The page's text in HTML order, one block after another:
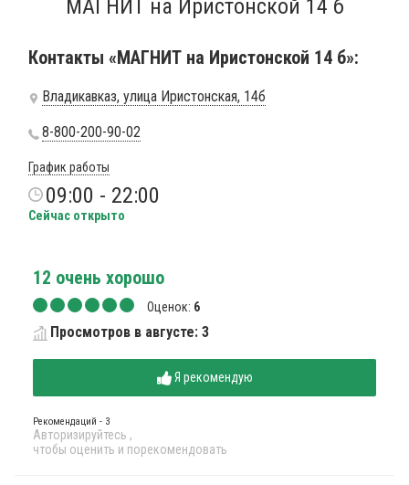
МАГНИТ на Иристонской 14 б
Контакты «МАГНИТ на Иристонской 14 б»:
Владикавказ, улица Иристонская, 14б
8-800-200-90-02
График работы
09:00 - 22:00
Сейчас открыто
12 очень хорошо
Оценок: 6
Просмотров в августе: 3
Я рекомендую
Рекомендаций - 3
Авторизируйтесь ,
чтобы оценить и порекомендовать